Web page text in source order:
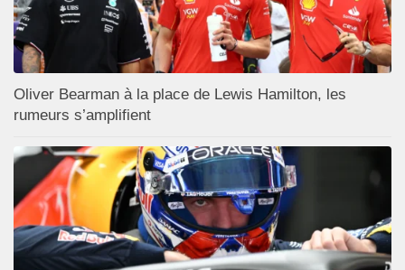
Oliver Bearman à la place de Lewis Hamilton, les
rumeurs s’amplifient